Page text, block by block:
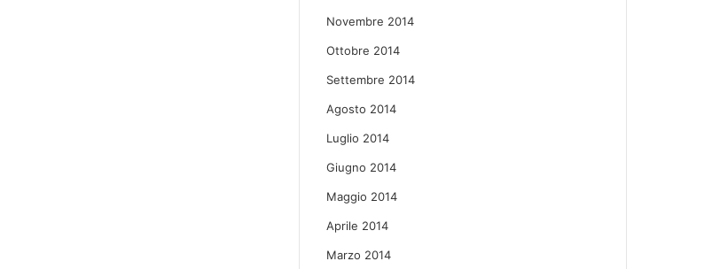
Novembre 2014
Ottobre 2014
Settembre 2014
Agosto 2014
Luglio 2014
Giugno 2014
Maggio 2014
Aprile 2014
Marzo 2014